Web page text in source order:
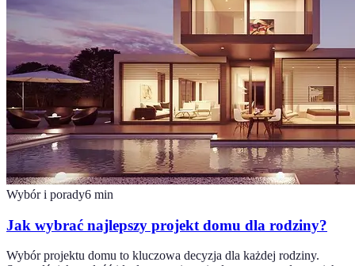
Wybór i porady6 min
Jak wybrać najlepszy projekt domu dla rodziny?
Wybór projektu domu to kluczowa decyzja dla każdej rodziny.